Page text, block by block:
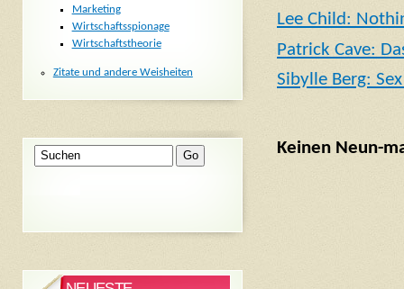
Lee Child:
Patrick Cave:
Sibylle Berg:
Keinen Neun-
Marketing
Wirtschaftsspionage
Wirtschaftstheorie
Zitate und andere Weisheiten